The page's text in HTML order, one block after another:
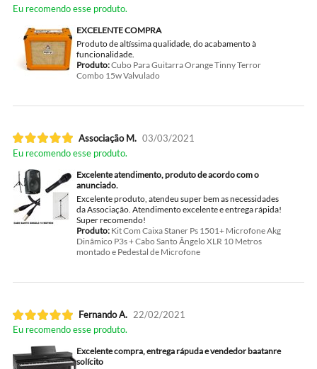
Eu recomendo esse produto.
EXCELENTE COMPRA
Produto de altíssima qualidade, do acabamento à
funcionalidade.
Produto:Cubo Para Guitarra Orange Tinny Terror
Combo 15w Valvulado
Associação M. 03/03/2021
Eu recomendo esse produto.
Excelente atendimento, produto de acordo com o
anunciado.
Excelente produto, atendeu super bem as necessidades
da Associação. Atendimento excelente e entrega rápida!
Super recomendo!
Produto:Kit Com Caixa Staner Ps 1501+ Microfone Akg
Dinâmico P3s + Cabo Santo Ângelo XLR 10 Metros
montado e Pedestal de Microfone
Fernando A. 22/02/2021
Eu recomendo esse produto.
Excelente compra, entrega rápuda e vendedor baatanre
solícito